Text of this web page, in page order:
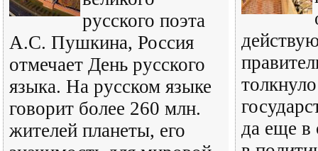
русского поэта
А.С. Пушкина, Россия
отмечает День русского
языка. На русском языке
говорит более 260 млн.
жителей планеты, его
да еще в